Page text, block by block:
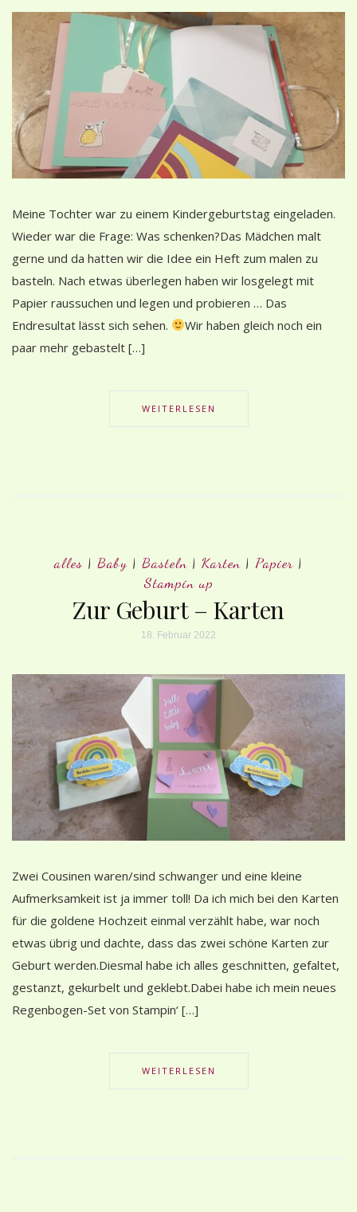
Meine Tochter war zu einem Kindergeburtstag eingeladen.
Wieder war die Frage: Was schenken?Das Mädchen malt
gerne und da hatten wir die Idee ein Heft zum malen zu
basteln. Nach etwas überlegen haben wir losgelegt mit
Papier raussuchen und legen und probieren … Das
Endresultat lässt sich sehen.
Wir haben gleich noch ein
paar mehr gebastelt […]
WEITERLESEN
alles | Baby | Basteln | Karten | Papier |
Stampin up
Zur Geburt – Karten
18. Februar 2022
Zwei Cousinen waren/sind schwanger und eine kleine
Aufmerksamkeit ist ja immer toll! Da ich mich bei den Karten
für die goldene Hochzeit einmal verzählt habe, war noch
etwas übrig und dachte, dass das zwei schöne Karten zur
Geburt werden.Diesmal habe ich alles geschnitten, gefaltet,
gestanzt, gekurbelt und geklebt.Dabei habe ich mein neues
Regenbogen-Set von Stampin‘ […]
WEITERLESEN